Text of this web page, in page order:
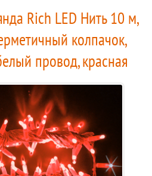
Rich LED Нить 10 м,
колпачок,
провод, красная